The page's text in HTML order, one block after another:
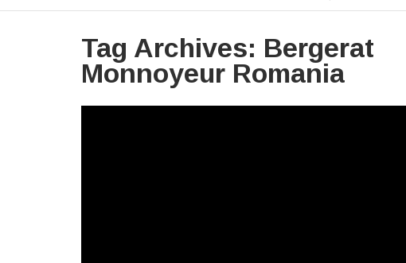
Tag Archives: Bergerat
Monnoyeur Romania